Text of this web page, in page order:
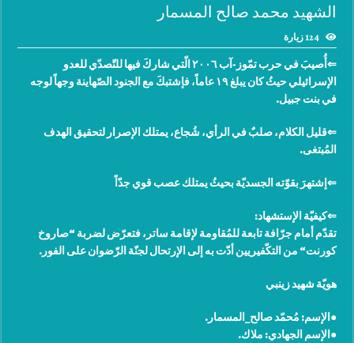
الشهيد محمد صالح المسمار
124 زيارة
⇐أُصيبَ في حرب تمّوز-آب ٢٠٠٦ الّتي شاركَ فيها للتّصدّي للعدو
الإسرائيلي حيثُ كان يبلغ ١٩ عاماً، فإشتبكَ مع الجنود الصّهاينة وجهاً لوجه
في بنت جبيل.
⇐قليل الكلام، صلبٌ في الرأي، شُجاع، يمتلك الإصرار لتحقيق الهدف
المُبتغى.
⇐إشتهرَ بقوّته الجسديّة بحيثُ يمتلك عصب قوي جدّاً
⇐كيفيّة الإستشهاد:
تقدّم أمام جرّافة تابعة للمُقاومة لإقامة ساتر، فتعرّض لضربة “صاروخ
كورنت“ من التكّفيريين أدّت به إلى الإرتحال لجنّة الرّضوان على الفور.
هويّة شهيد زينبي
●الإسم: ‫مُحمّد صالح_المسمار.
●الإسم الجهادي: ‫ملاك.